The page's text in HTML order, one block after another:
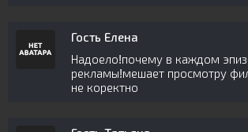
Гость Елена
Надоело!почему в каждом
рекламы!мешает просмотру
не коректно